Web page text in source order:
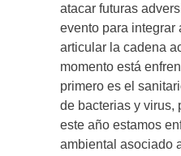
atacar futuras
evento para integrar
articular la cadena
momento está
primero es el
de bacterias y virus,
este año estamos
ambiental asociado